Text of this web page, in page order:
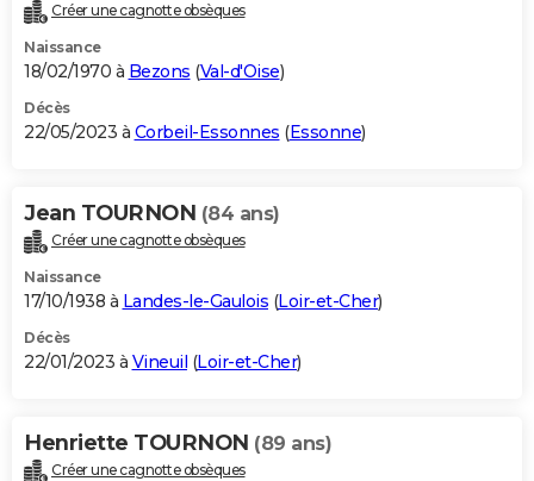
Créer une cagnotte obsèques
Naissance
18/02/1970 à Bezons (Val-d'Oise)
Décès
22/05/2023 à Corbeil-Essonnes (Essonne)
Jean TOURNON (84 ans)
Créer une cagnotte obsèques
Naissance
17/10/1938 à Landes-le-Gaulois (Loir-et-Cher)
Décès
22/01/2023 à Vineuil (Loir-et-Cher)
Henriette TOURNON (89 ans)
Créer une cagnotte obsèques